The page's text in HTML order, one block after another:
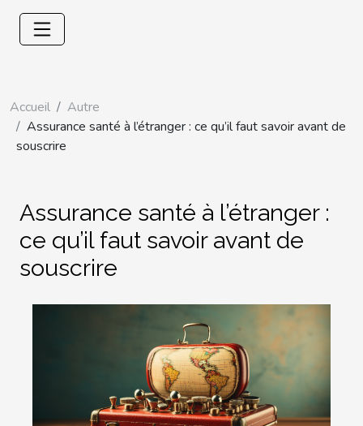
Accueil
Autre
Assurance santé à l’étranger : ce qu’il faut savoir avant de
souscrire
Assurance santé à l’étranger :
ce qu’il faut savoir avant de
souscrire